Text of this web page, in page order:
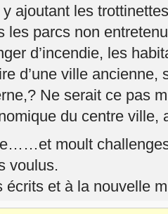
ajoutant les
les parcs non
d’incendie, les
d’une ville
Ne serait ce pas
du centre ville,
moult
voulus.
écrits et à la nouvelle